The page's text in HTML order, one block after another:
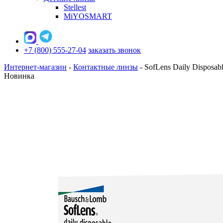
Stellest
MiYOSMART
+7 (800) 555-27-04 заказать звонок
Интернет-магазин - Контактные линзы - SofLens Daily
Новинка